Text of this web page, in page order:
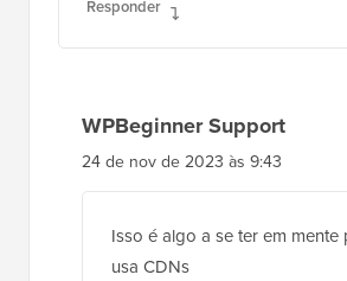
Responder
WPBeginner Support
24 de nov de 2023 às 9:43
Isso é algo a se ter em mente
usa CDNs